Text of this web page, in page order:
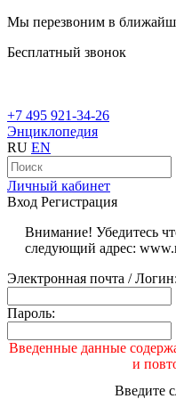
Мы перезвоним в
Бесплатный звонок
+7 495 921-34-26
Энциклопедия
RU EN
Личный кабинет
Вход Регистрация
Внимание! Убедитесь
следующий адрес:
Электронная почта / Логин:
Пароль:
Введенные данные
и
Введите